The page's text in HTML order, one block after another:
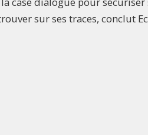
sur ses traces, conclut